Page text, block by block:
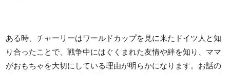
ある時、チャーリーはワールドカップを見に来たドイツ人と知
り合ったことで、戦争中にはぐくまれた友情や絆を知り、ママ
がおもちゃを大切にしている理由が明らかになります。お話の